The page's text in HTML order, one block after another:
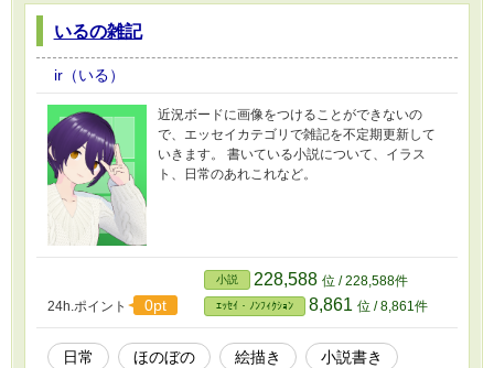
いるの雑記
ir（いる）
近況ボードに画像をつけることができないの
で、エッセイカテゴリで雑記を不定期更新して
いきます。 書いている小説について、イラス
ト、日常のあれこれなど。
24h.ポイント 0pt
小説 228,588 位 / 228,588件
ｴｯｾｲ・ﾉﾝﾌｨｸｼｮﾝ 8,861 位 / 8,861件
日常 ほのぼの 絵描き
小説書き